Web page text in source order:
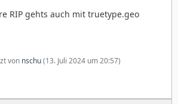
RIP gehts auch mit truetype.geo
von nschu(13. Juli 2024 um 20:57)